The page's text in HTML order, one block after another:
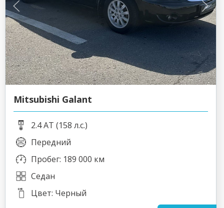
Mitsubishi Galant
2.4 AT (158 л.с.)
Передний
Пробег: 189 000 км
Седан
Цвет: Черный